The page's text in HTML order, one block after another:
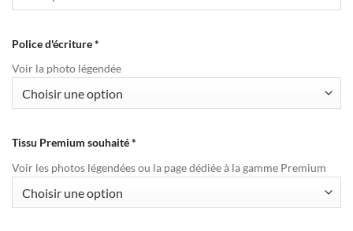
Police d'écriture*
Voir la photo légendée
Tissu Premium souhaité*
Voir les photos légendées ou la page dédiée à la gamme Premium